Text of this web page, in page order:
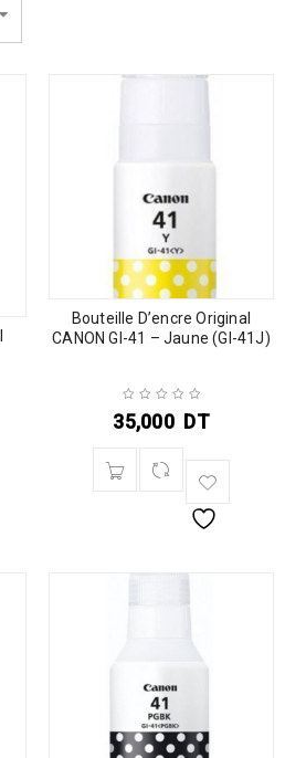
Bouteille D’encre Original
CANON GI-41 – Jaune (GI-41J)
35,000 DT